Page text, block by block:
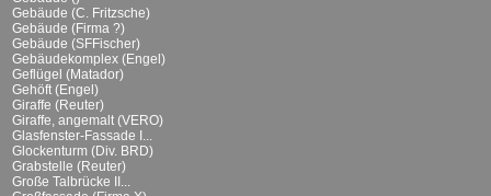
Gebäude (C. Fritzsche)
Gebäude (Firma ?)
Gebäude (SFFischer)
Gebäudekomplex (Engel)
Geflügel (Matador)
Gehöft (Engel)
Giraffe (Reuter)
Giraffe, angemalt (VERO)
Glasfenster-Fassade I...
Glockenturm (Div. BRD)
Grabstelle (Reuter)
Große Talbrücke II...